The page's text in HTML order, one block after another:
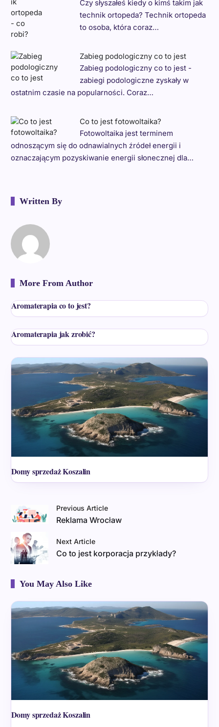
Czy słyszałeś kiedy o kimś takim jak
technik ortopeda? Technik ortopeda
to osoba, która coraz…
Zabieg podologiczny co to jest
Zabieg podologiczny co to jest -
zabiegi podologiczne zyskały w
ostatnim czasie na popularności. Coraz…
Co to jest fotowoltaika?
Fotowoltaika jest terminem
odnoszącym się do odnawialnych źródeł energii i
oznaczającym pozyskiwanie energii słonecznej dla…
Written By
More From Author
Aromaterapia co to jest?
Aromaterapia jak zrobić?
Domy sprzedaż Koszalin
Previous Article
Reklama Wrocław
Next Article
Co to jest korporacja przykłady?
You May Also Like
Domy sprzedaż Koszalin